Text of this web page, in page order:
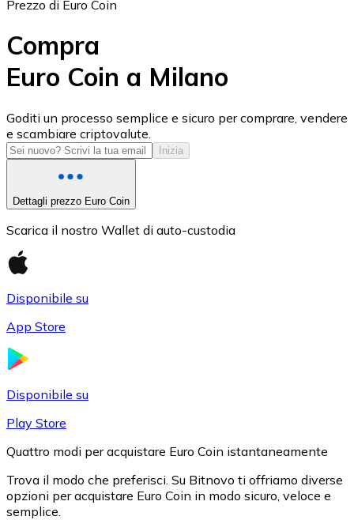
USD Coin
USDC
Prezzo di Euro Coin
Compra
Euro Coin a Milano
Goditi un processo semplice e sicuro per comprare, vendere
e scambiare criptovalute.
Inizia
Dettagli prezzo Euro Coin
Scarica il nostro Wallet di auto-custodia
Disponibile su
App Store
Disponibile su
Play Store
Quattro modi per acquistare Euro Coin istantaneamente
Trova il modo che preferisci. Su Bitnovo ti offriamo diverse
opzioni per acquistare Euro Coin in modo sicuro, veloce e
semplice.